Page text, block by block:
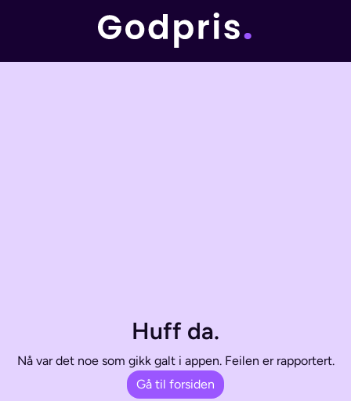
Huff da.
Nå var det noe som gikk galt i appen. Feilen er rapportert.
Gå til forsiden